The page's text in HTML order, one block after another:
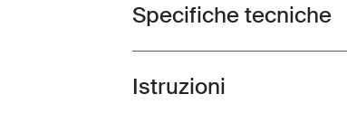
Toggle techspec
Specifiche tecniche
Toggle guides and instructions
Istruzioni